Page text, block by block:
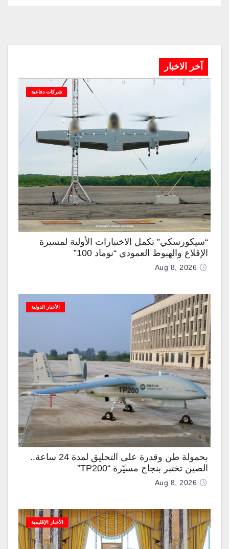
آخر الاخبار
شركات دفاعية
“سيكورسكي” تكمل الاختبارات الأولية لمسيرة
الإقلاع والهبوط العمودي “نوماد 100”
Aug 8, 2026
الأخبار الدولية
بحمولة طن وقدرة على التحليق لمدة 24 ساعة..
الصين تختبر بنجاح مسيّرة “TP200”
Aug 8, 2026
الأخبار الإقليمية